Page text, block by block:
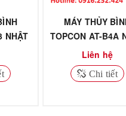
NHẬT
MÁY THỦY
TOPCON AT-B4A
BẢN
Liên hệ
Chi tiết